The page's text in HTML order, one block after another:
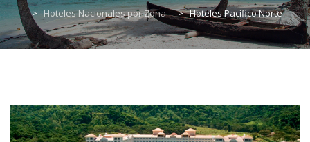
SALIDAS GRUPALES PAQUETES ESPECIALES PROMOCIONES
> Hoteles Nacionales por Zona > Hoteles Pacífico Norte